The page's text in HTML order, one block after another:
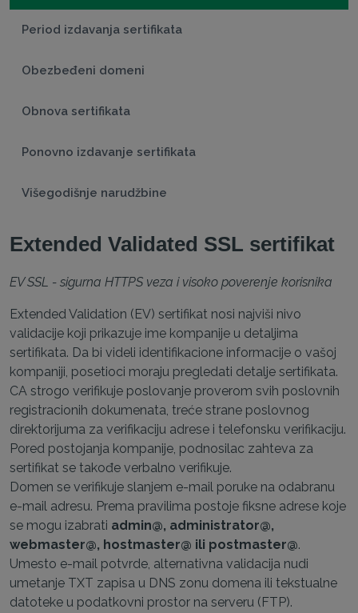
Period izdavanja sertifikata
Obezbeđeni domeni
Obnova sertifikata
Ponovno izdavanje sertifikata
Višegodišnje narudžbine
Extended Validated SSL sertifikat
EV SSL - sigurna HTTPS veza i visoko poverenje korisnika
Extended Validation (EV) sertifikat nosi najviši nivo
validacije koji prikazuje ime kompanije u detaljima
sertifikata. Da bi videli identifikacione informacije o vašoj
kompaniji, posetioci moraju pregledati detalje sertifikata.
CA strogo verifikuje poslovanje proverom svih poslovnih
registracionih dokumenata, treće strane poslovnog
direktorijuma za verifikaciju adrese i telefonsku verifikaciju.
Pored postojanja kompanije, podnosilac zahteva za
sertifikat se takođe verbalno verifikuje.
Domen se verifikuje slanjem e-mail poruke na odabranu
e-mail adresu. Prema pravilima postoje fiksne adrese koje
se mogu izabrati admin@, administrator@,
webmaster@, hostmaster@ ili postmaster@.
Umesto e-mail potvrde, alternativna validacija nudi
umetanje TXT zapisa u DNS zonu domena ili tekstualne
datoteke u podatkovni prostor na serveru (FTP).